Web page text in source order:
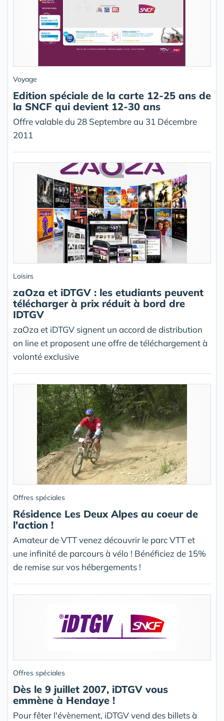
Voyage
Edition spéciale de la carte 12-25 ans de
la SNCF qui devient 12-30 ans
Offre valable du 28 Septembre au 31 Décembre
2011
Loisirs
zaOza et iDTGV : les etudiants peuvent
télécharger à prix réduit à bord dre
IDTGV
zaOza et iDTGV signent un accord de distribution
on line et proposent une offre de téléchargement à
volonté exclusive
Offres spéciales
Résidence Les Deux Alpes au coeur de
l'action !
Amateur de VTT venez découvrir le parc VTT et
une infinité de parcours à vélo ! Bénéficiez de 15%
de remise sur vos hébergements !
Offres spéciales
Dès le 9 juillet 2007, iDTGV vous
emmène à Hendaye !
Pour fêter l'évènement, iDTGV vend des billets à